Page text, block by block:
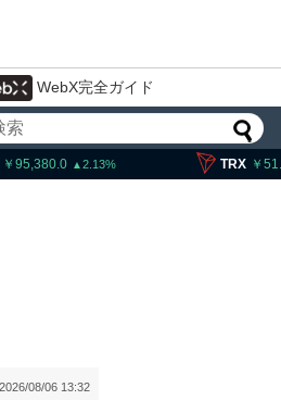
WebX完全ガイド
TRX 0.5
2026/08/06 13:32